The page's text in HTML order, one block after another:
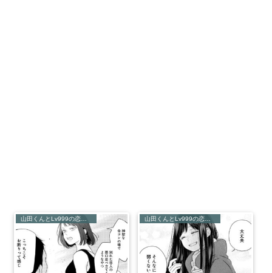
山田くんとLv999の恋をする 山田くんとLv999の恋をする